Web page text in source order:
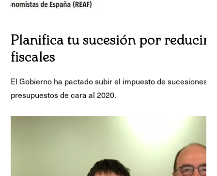
Planifica tu sucesión por reducir
fiscales
El Gobierno ha pactado subir el impuesto de sucesiones
presupuestos de cara al 2020.